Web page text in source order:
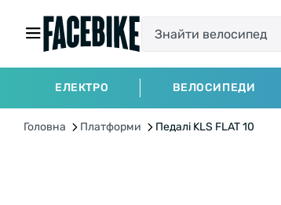
ЕЛЕКТРО ВЕЛОСИПЕДИ
Головна Платформи Педалі KLS FLAT 10